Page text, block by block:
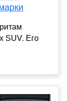
SUV. Его